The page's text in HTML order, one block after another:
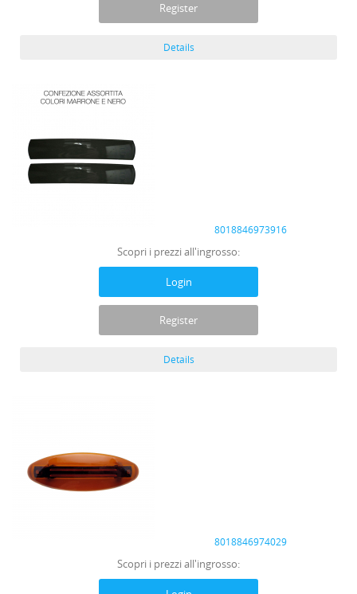
Register
Details
8018846973916
Scopri i prezzi all'ingrosso:
Login
Register
Details
8018846974029
Scopri i prezzi all'ingrosso: